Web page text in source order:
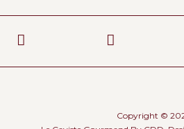
Copyright ©